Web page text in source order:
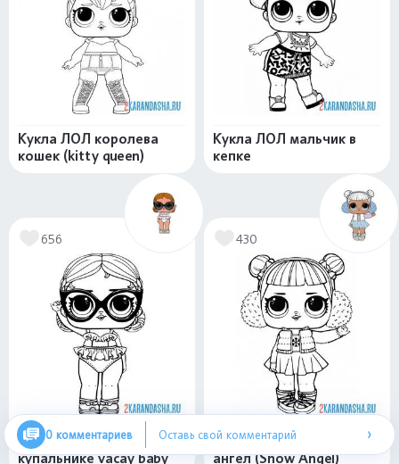
Кукла ЛОЛ королева
кошек (kitty queen)
Кукла ЛОЛ мальчик в
кепке
656
Кукла ЛОЛ в очках и
купальнике vacay baby
430
Лол кукла снежный
ангел (Snow Angel)
0 комментариев Оставь свой комментарий ›